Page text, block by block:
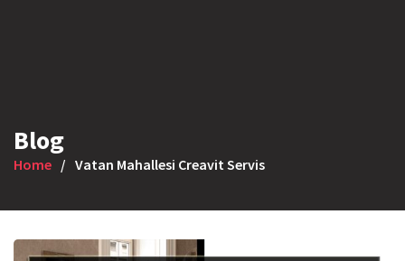
Blog
Home Vatan Mahallesi Creavit Servis